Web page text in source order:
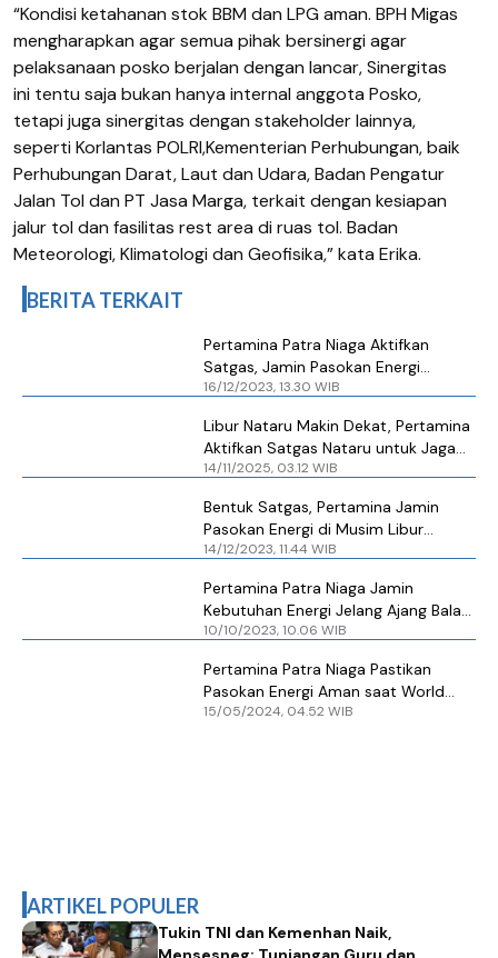
“Kondisi ketahanan stok BBM dan LPG aman. BPH Migas
mengharapkan agar semua pihak bersinergi agar
pelaksanaan posko berjalan dengan lancar, Sinergitas
ini tentu saja bukan hanya internal anggota Posko,
tetapi juga sinergitas dengan stakeholder lainnya,
seperti Korlantas POLRI,Kementerian Perhubungan, baik
Perhubungan Darat, Laut dan Udara, Badan Pengatur
Jalan Tol dan PT Jasa Marga, terkait dengan kesiapan
jalur tol dan fasilitas rest area di ruas tol. Badan
Meteorologi, Klimatologi dan Geofisika,” kata Erika.
BERITA TERKAIT
Pertamina Patra Niaga Aktifkan
Satgas, Jamin Pasokan Energi
Sepanjang Libur Nataru
16/12/2023, 13.30 WIB
Libur Nataru Makin Dekat, Pertamina
Aktifkan Satgas Nataru untuk Jaga
Keandalan Energi
14/11/2025, 03.12 WIB
Bentuk Satgas, Pertamina Jamin
Pasokan Energi di Musim Libur
Nataru
14/12/2023, 11.44 WIB
Pertamina Patra Niaga Jamin
Kebutuhan Energi Jelang Ajang Balap
Dunia MotoGP Pertamina Grand Prix
10/10/2023, 10.06 WIB
Pertamina Patra Niaga Pastikan
Pasokan Energi Aman saat World
Water Forum di Bali
15/05/2024, 04.52 WIB
ARTIKEL POPULER
Tukin TNI dan Kemenhan Naik,